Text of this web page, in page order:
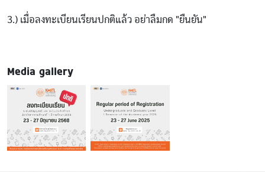
3.) เมื่อลงทะเบียนเรียนปกติแล้ว อย่าลืมกด "ยืนยัน"
Media gallery